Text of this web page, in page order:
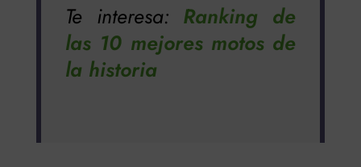
Te interesa: Ranking de
las 10 mejores motos de
la historia